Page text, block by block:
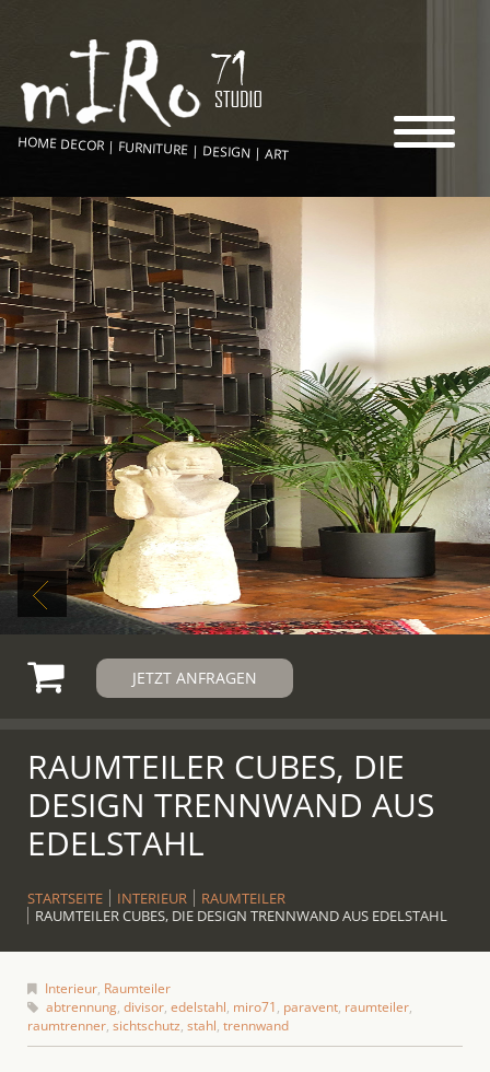
HOME DECOR | FURNITURE | DESIGN | ART
JETZT ANFRAGEN
RAUMTEILER CUBES, DIE
DESIGN TRENNWAND AUS
EDELSTAHL
STARTSEITE INTERIEUR
RAUMTEILER
RAUMTEILER CUBES, DIE DESIGN TRENNWAND AUS EDELSTAHL
Interieur, Raumteiler
abtrennung, divisor, edelstahl, miro71, paravent, raumteiler,
raumtrenner, sichtschutz, stahl, trennwand